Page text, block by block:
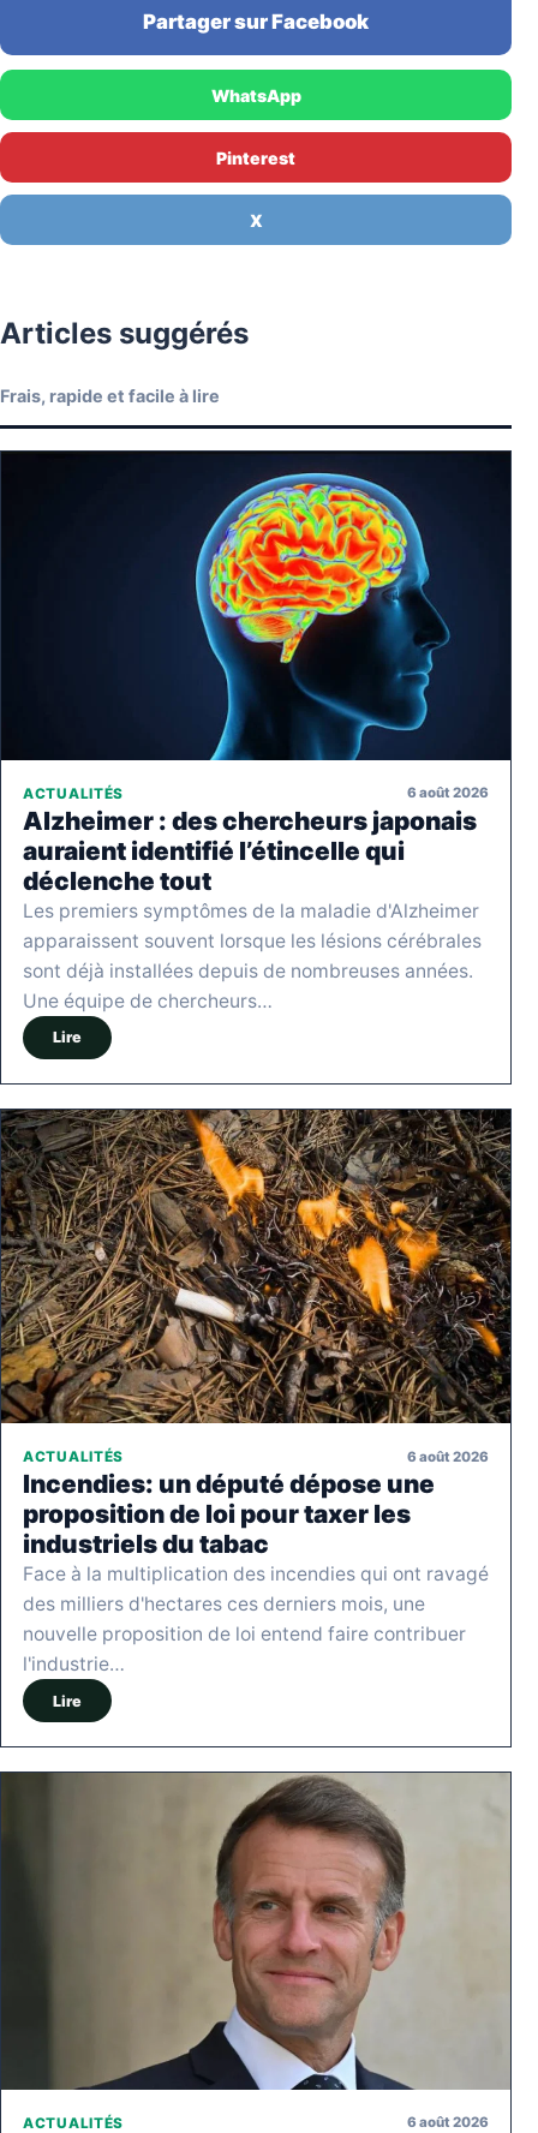
Partager sur Facebook
WhatsApp
Pinterest
X
Articles suggérés
Frais, rapide et facile à lire
ACTUALITÉS 6 août 2026
Alzheimer : des chercheurs japonais
auraient identifié l’étincelle qui
déclenche tout
Les premiers symptômes de la maladie d'Alzheimer
apparaissent souvent lorsque les lésions cérébrales
sont déjà installées depuis de nombreuses années.
Une équipe de chercheurs…
Lire
ACTUALITÉS 6 août 2026
Incendies: un député dépose une
proposition de loi pour taxer les
industriels du tabac
Face à la multiplication des incendies qui ont ravagé
des milliers d'hectares ces derniers mois, une
nouvelle proposition de loi entend faire contribuer
l'industrie…
Lire
ACTUALITÉS 6 août 2026